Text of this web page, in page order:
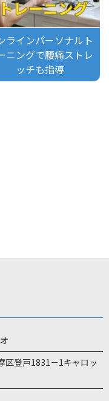
ラインパーソナルト
ニングで腰痛ストレ
ッチも指導
区登戸1831－1キャロッ